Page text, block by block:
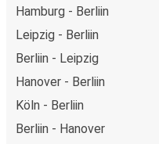
Hamburg - Berliin
Leipzig - Berliin
Berliin - Leipzig
Hanover - Berliin
Köln - Berliin
Berliin - Hanover